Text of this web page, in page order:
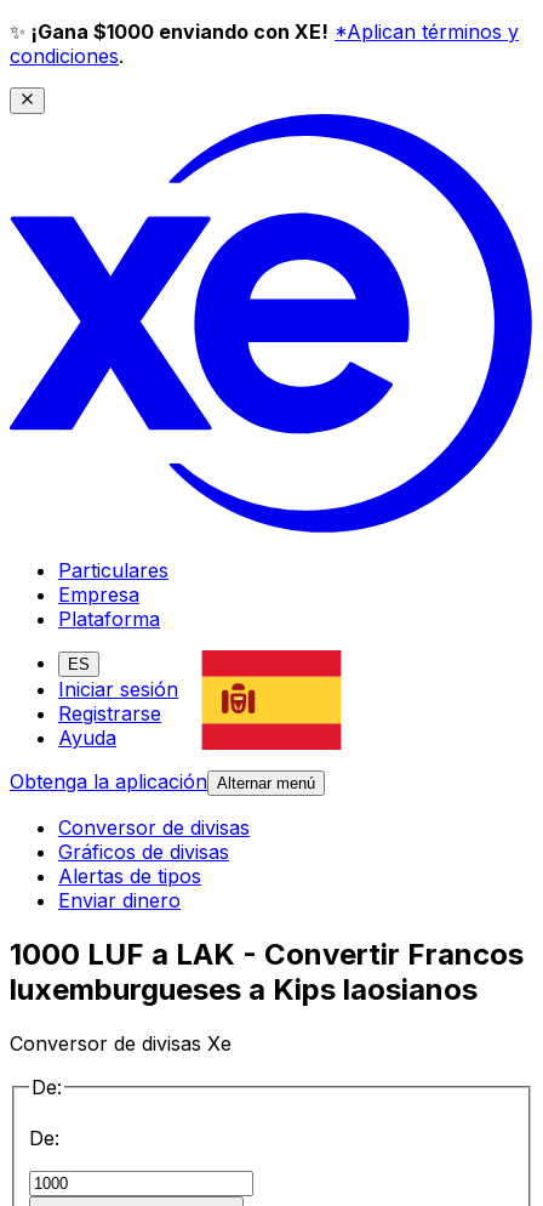
✨ ¡Gana $1000 enviando con XE! *Aplican términos y
condiciones.
Particulares
Empresa
Plataforma
ES
Iniciar sesión
Registrarse
Ayuda
Obtenga la aplicación Alternar menú
Conversor de divisas
Gráficos de divisas
Alertas de tipos
Enviar dinero
1000 LUF a LAK - Convertir Francos
luxemburgueses a Kips laosianos
Conversor de divisas Xe
De:
De: